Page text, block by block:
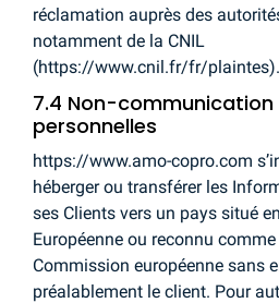
réclamation auprès des
notamment de la CNIL
(https://www.cnil.fr/fr/plaintes).
7.4 Non-communication
personnelles
https://www.amo-copro.com
héberger ou transférer les
ses Clients vers un pays situé
Européenne ou reconnu
Commission européenne sans
préalablement le client. Pour